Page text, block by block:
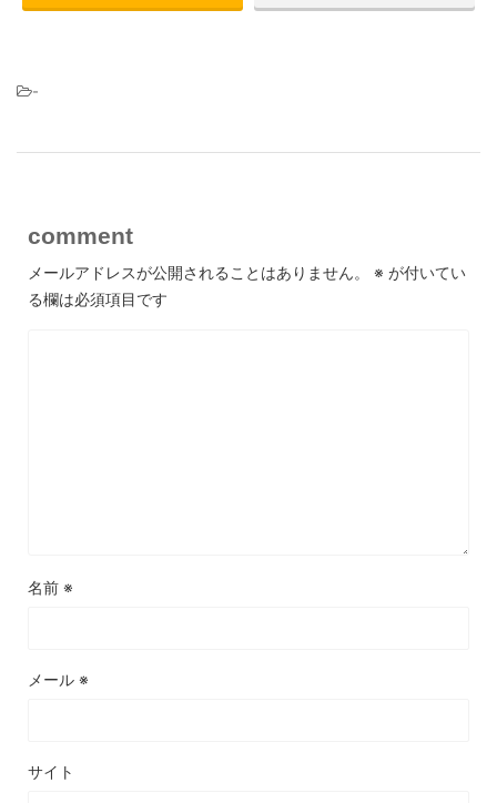
-
comment
メールアドレスが公開されることはありません。 ※ が付いてい
る欄は必須項目です
名前 ※
メール ※
サイト